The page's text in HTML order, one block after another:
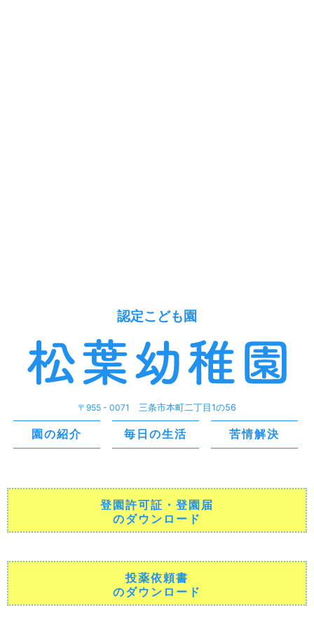
認定こども園
〒955 - 0071 三条市本町二丁目1の56
園の紹介 毎日の生活 苦情解決
登園許可証・登園届
のダウンロード
投薬依頼書
のダウンロード